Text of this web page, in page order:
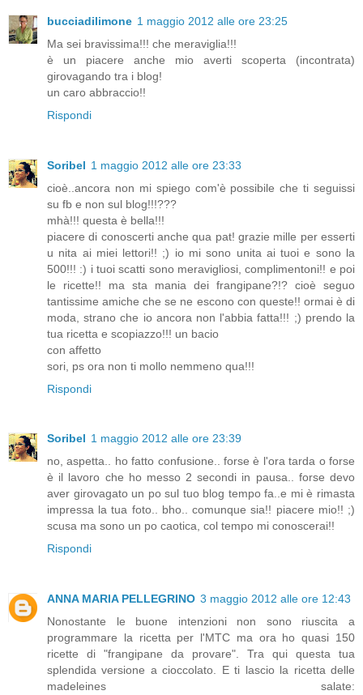
bucciadilimone 1 maggio 2012 alle ore 23:25
Ma sei bravissima!!! che meraviglia!!!
è un piacere anche mio averti scoperta (incontrata)
girovagando tra i blog!
un caro abbraccio!!
Rispondi
Soribel 1 maggio 2012 alle ore 23:33
cioè..ancora non mi spiego com'è possibile che ti seguissi
su fb e non sul blog!!!???
mhà!!! questa è bella!!!
piacere di conoscerti anche qua pat! grazie mille per esserti
u nita ai miei lettori!! ;) io mi sono unita ai tuoi e sono la
500!!! :) i tuoi scatti sono meravigliosi, complimentoni!! e poi
le ricette!! ma sta mania dei frangipane?!? cioè seguo
tantissime amiche che se ne escono con queste!! ormai è di
moda, strano che io ancora non l'abbia fatta!!! ;) prendo la
tua ricetta e scopiazzo!!! un bacio
con affetto
sori, ps ora non ti mollo nemmeno qua!!!
Rispondi
Soribel 1 maggio 2012 alle ore 23:39
no, aspetta.. ho fatto confusione.. forse è l'ora tarda o forse
è il lavoro che ho messo 2 secondi in pausa.. forse devo
aver girovagato un po sul tuo blog tempo fa..e mi è rimasta
impressa la tua foto.. bho.. comunque sia!! piacere mio!! ;)
scusa ma sono un po caotica, col tempo mi conoscerai!!
Rispondi
ANNA MARIA PELLEGRINO 3 maggio 2012 alle ore 12:43
Nonostante le buone intenzioni non sono riuscita a
programmare la ricetta per l'MTC ma ora ho quasi 150
ricette di "frangipane da provare". Tra qui questa tua
splendida versione a cioccolato. E ti lascio la ricetta delle
madeleines salate: